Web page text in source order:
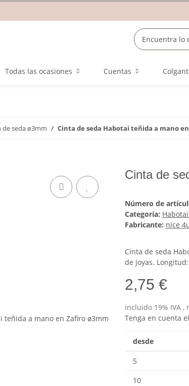
Todas las ocasiones Cuentas
seda ø3mm Cinta de seda Habotai teñida a mano
Cinta de
Número de
Categoría:
Fabricante: nice
Cinta de seda
de joyas.
2,75 €
incluido 19% IVA ,
Tenga en cuenta
desde
5
10